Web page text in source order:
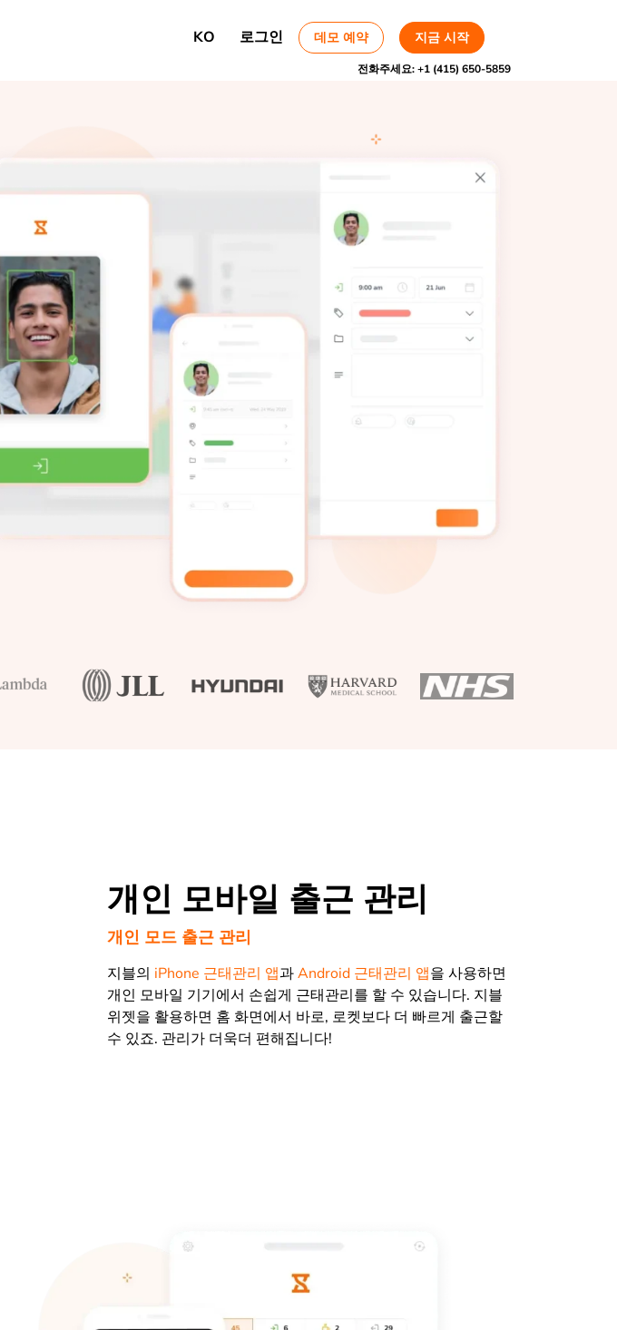
KO 로그인 데모 예약 지금 시작
전화주세요:+1 (415) 650-5859
개인 모바일 출근 관리
개인 모드 출근 관리
지블의 iPhone 근태관리 앱과Android 근태관리 앱을 사용하면
개인 모바일 기기에서 손쉽게 근태관리를 할 수 있습니다. 지블
위젯을 활용하면 홈 화면에서 바로, 로켓보다 더 빠르게 출근할
수 있죠. 관리가 더욱더 편해집니다!